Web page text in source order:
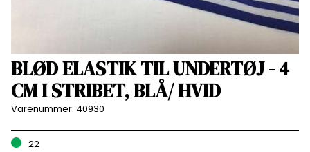
BLØD ELASTIK TIL UNDERTØJ - 4
CM I STRIBET, BLÅ/ HVID
Varenummer: 40930
22